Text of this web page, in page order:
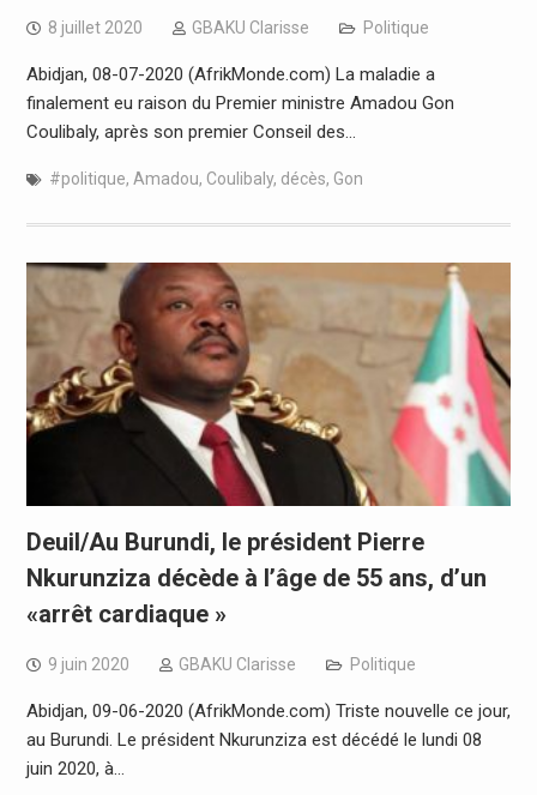
8 juillet 2020 GBAKU Clarisse Politique
Abidjan, 08-07-2020 (AfrikMonde.com) La maladie a
finalement eu raison du Premier ministre Amadou Gon
Coulibaly, après son premier Conseil des…
#politique, Amadou, Coulibaly, décès, Gon
Deuil/Au Burundi, le président Pierre
Nkurunziza décède à l’âge de 55 ans, d’un
«arrêt cardiaque »
9 juin 2020 GBAKU Clarisse Politique
Abidjan, 09-06-2020 (AfrikMonde.com) Triste nouvelle ce jour,
au Burundi. Le président Nkurunziza est décédé le lundi 08
juin 2020, à…